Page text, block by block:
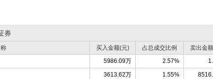
券
买入金额(元) 占总成交比例 卖出金
5986.09万 2.57%
3613.62万 1.55%